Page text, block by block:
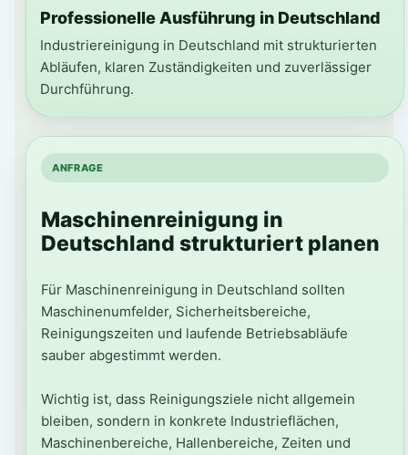
Professionelle Ausführung in Deutschland
Industriereinigung in Deutschland mit strukturierten
Abläufen, klaren Zuständigkeiten und zuverlässiger
Durchführung.
ANFRAGE
Maschinenreinigung in
Deutschland strukturiert planen
Für Maschinenreinigung in Deutschland sollten
Maschinenumfelder, Sicherheitsbereiche,
Reinigungszeiten und laufende Betriebsabläufe
sauber abgestimmt werden.
Wichtig ist, dass Reinigungsziele nicht allgemein
bleiben, sondern in konkrete Industrieflächen,
Maschinenbereiche, Hallenbereiche, Zeiten und